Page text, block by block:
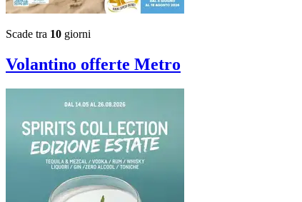
Scade tra 10 giorni
Volantino offerte Metro